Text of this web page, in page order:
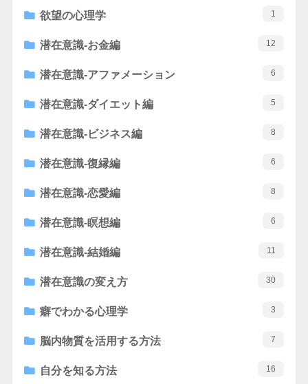
欲望の心理学 1
潜在意識-お金編 12
潜在意識-アファメーション 6
潜在意識-ダイエット編 5
潜在意識-ビジネス編 8
潜在意識-復縁編 6
潜在意識-恋愛編 8
潜在意識-瞑想編 6
潜在意識-結婚編 11
潜在意識の変え方 30
癖でわかる心理学 3
脳内物質を活用する方法 7
自分を知る方法 16